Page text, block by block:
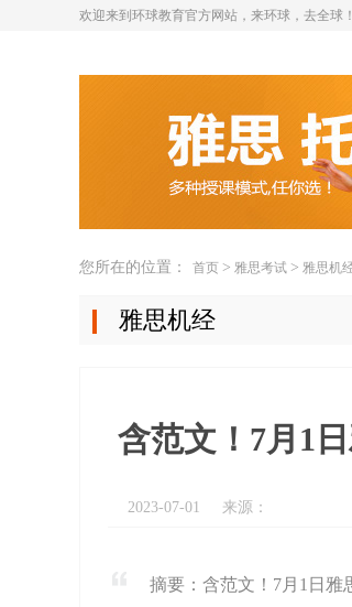
欢迎来到环球教育官方网站，来环球，去全球！
您所在的位置： 首页 > 雅思考试 > 雅思机
雅思机经
含范文！7月1
2023-07-01 来源：
摘要：含范文！7月1日雅